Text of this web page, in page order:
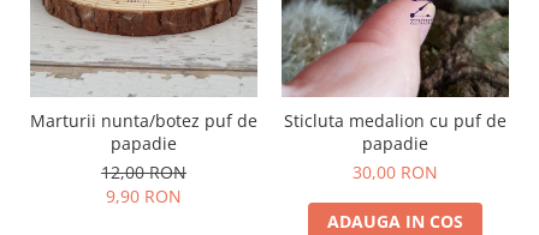
Marturii nunta/botez puf de
papadie
12,00 RON
9,90 RON
Sticluta medalion cu puf de
papadie
30,00 RON
ADAUGA IN COS